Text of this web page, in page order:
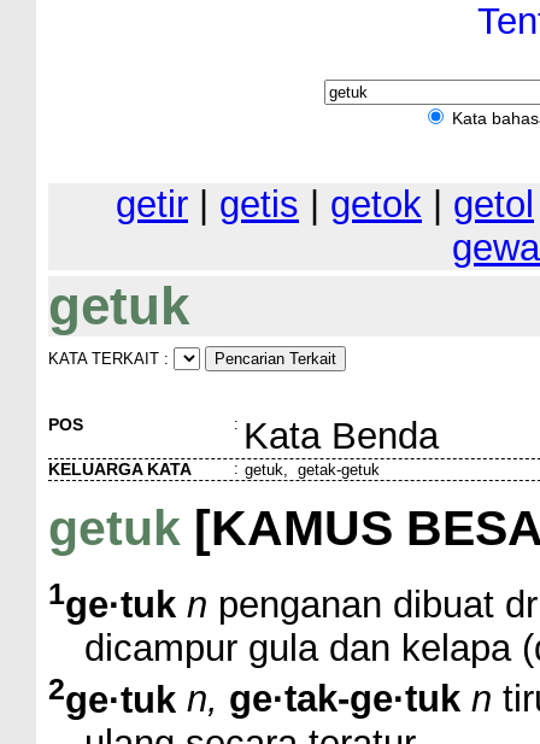
Kata
getir getis getok getol
getuk
KATA TERKAIT :
POS : Kata Benda
KELUARGA KATA : getuk, getak-getuk
getuk [KAMUS
1ge·tuk n penganan dibuat
dicampur gula dan kelapa
2ge·tuk n, ge·tak-ge·tuk n